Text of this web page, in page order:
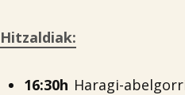
Hitzaldiak:
16:30h Haragi-